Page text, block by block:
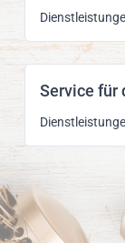
Service für